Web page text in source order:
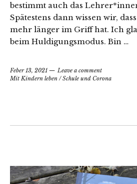
bestimmt auch das
Spätestens dann wissen wir,
mehr länger im Griff hat. Ich
beim Huldigungsmodus. Bin …
Feber 13, 2021
Leave a comment
Mit Kindern leben /Schule und Corona